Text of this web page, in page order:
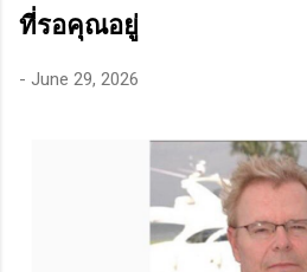
ที่รอคุณอยู่
- June 29, 2026